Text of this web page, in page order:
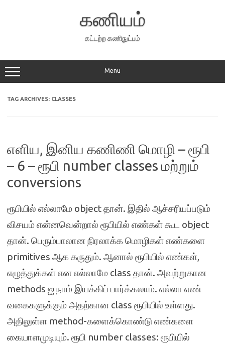
கணியம்
கட்டற்ற கணிநுட்பம்
Menu
TAG ARCHIVES: CLASSES
எளிய, இனிய கணிணி மொழி – ரூபி
– 6 – ரூபி number classes மற்றும்
conversions
ரூபியில் எல்லாமே object தான். இதில் ஆச்சரியப்படும்
விசயம் என்னவென்றால் ரூபியில் எண்கள் கூட object
தான். பெரும்பாலான நிரலாக்க மொழிகள் எண்களை
primitives ஆக கருதும். ஆனால் ரூபியில் எண்கள்,
எழுத்துக்கள் என எல்லாமே class தான். அவற்றுகான
methods ஐ நாம் இயக்கிப் பார்க்கலாம். எல்லா எண்
வகைகளுக்கும் அதற்கான class ரூபியில் உள்ளது.
அதிலுள்ள method-களைக்கொண்டு எண்களை
கையாளமுடியும். ரூபி number classes: ரூபியில்